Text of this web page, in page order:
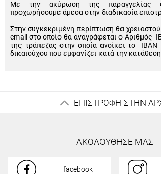
Με την ακύρωση της παραγγελίας
προχωρήσουμε άμεσα στην διαδικασία
Στην συγκεκριμένη περίπτωση θα
email στο οποίο θα αναγράφεται ο Αριθμός
της τράπεζας στην οποία ανοίκει το IBAN
δικαιούχου που εμφανίζει κατά την
ΕΠΙΣΤΡΟΦΗ ΣΤΗΝ
ΑΚΟΛΟΥΘΗΣΕ ΜΑΣ
facebook